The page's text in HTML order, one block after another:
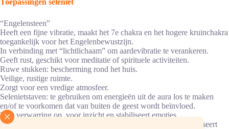
“Engelensteen”
Heeft een fijne vibratie, maakt het 7e chakra en het hogere kruinchakra
toegankelijk voor het Engelenbewustzijn.
In verbinding met “lichtlichaam” om aardevibratie te verankeren.
Geeft rust, geschikt voor meditatie of spirituele activiteiten.
Ruwe stukken: bescherming rond het huis.
Veilige, rustige ruimte.
Zorgt voor een vredige atmosfeer.
Selenietstaven: te gebruiken om energieën uit de aura los te maken
en/of te voorkomen dat van buiten de geest wordt beïnvloed.
Heft verwarring op, voor inzicht en stabiliseert emoties.
Vissenstaart seleniet of “Engelenvleugel”: rustgevend en stabiliseert